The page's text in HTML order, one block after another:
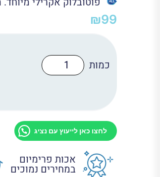
₪99
כמות
של
פוטובלוק
לחצו כאן לייעוץ עם נציג
אכות פרימיום
במחירים נמוכים